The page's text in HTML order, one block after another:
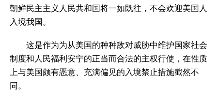
朝鲜民主主义人民共和国将一如既往，不会欢迎美国人
入境我国。
这是作为为从美国的种种敌对威胁中维护国家社会
制度和人民福利安宁的正当而合法的主权行使，在性质
上与美国颇有恶意、充满偏见的入境禁止措施截然不
同。